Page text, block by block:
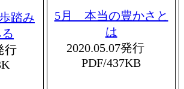
踏み
行
5月 本当の豊かさと
は
2020.05.07発行
PDF/437KB